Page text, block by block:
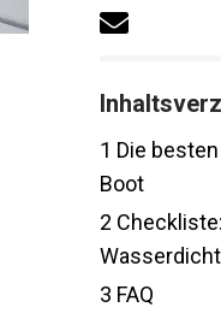
1 Die
Boot
2
3 FAQ